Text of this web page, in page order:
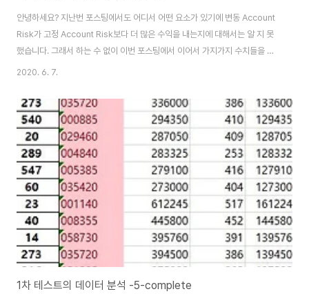
안녕하세요? 지난번 포스팅에서도 어디서 어떤 요소가 있기에 변동 Account
Risk가 고정 Account Risk보다 더 많은 수익을 내는지에 대해서는 알 지 못
했습니다. 그래서 하는 수 없이 이번 포스팅에서 이어서 가지가지 수치들을 분
석해서 한번 작업을 해 보고자 합니다. 먼저 알아보기 위해서 우선은 Risk
대해서 한번 알아보기 위한 수치를 가지고서 통계학적인 처리를 하고자 합니
다. 그리고 나서 다음으로 할 수 있는 것으로는 위 스크린샷을 보시면 알 수 있
듯이 어떻게 F 검정을 하니까, 0.05인 유의수준보다 작아서 등분산이 성립하
지 않는다는 것을 알 수 있었습니다. 그리고나서 T 검정을 한번 받아보고자 합
니다. ..
2020. 6. 7.
1차 테스트의 데이터 분석 -5-complete